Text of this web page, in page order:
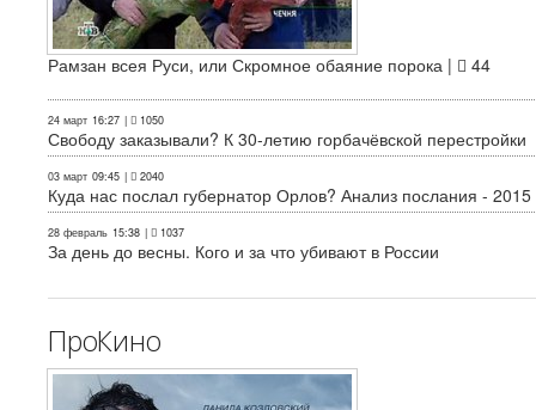
Рамзан всея Руси, или Скромное обаяние порока | 44
24 март 16:27 | 1050
Свободу заказывали? К 30-летию горбачёвской перестройки
03 март 09:45 | 2040
Куда нас послал губернатор Орлов? Анализ послания - 2015
28 февраль 15:38 | 1037
За день до весны. Кого и за что убивают в России
ПроКино